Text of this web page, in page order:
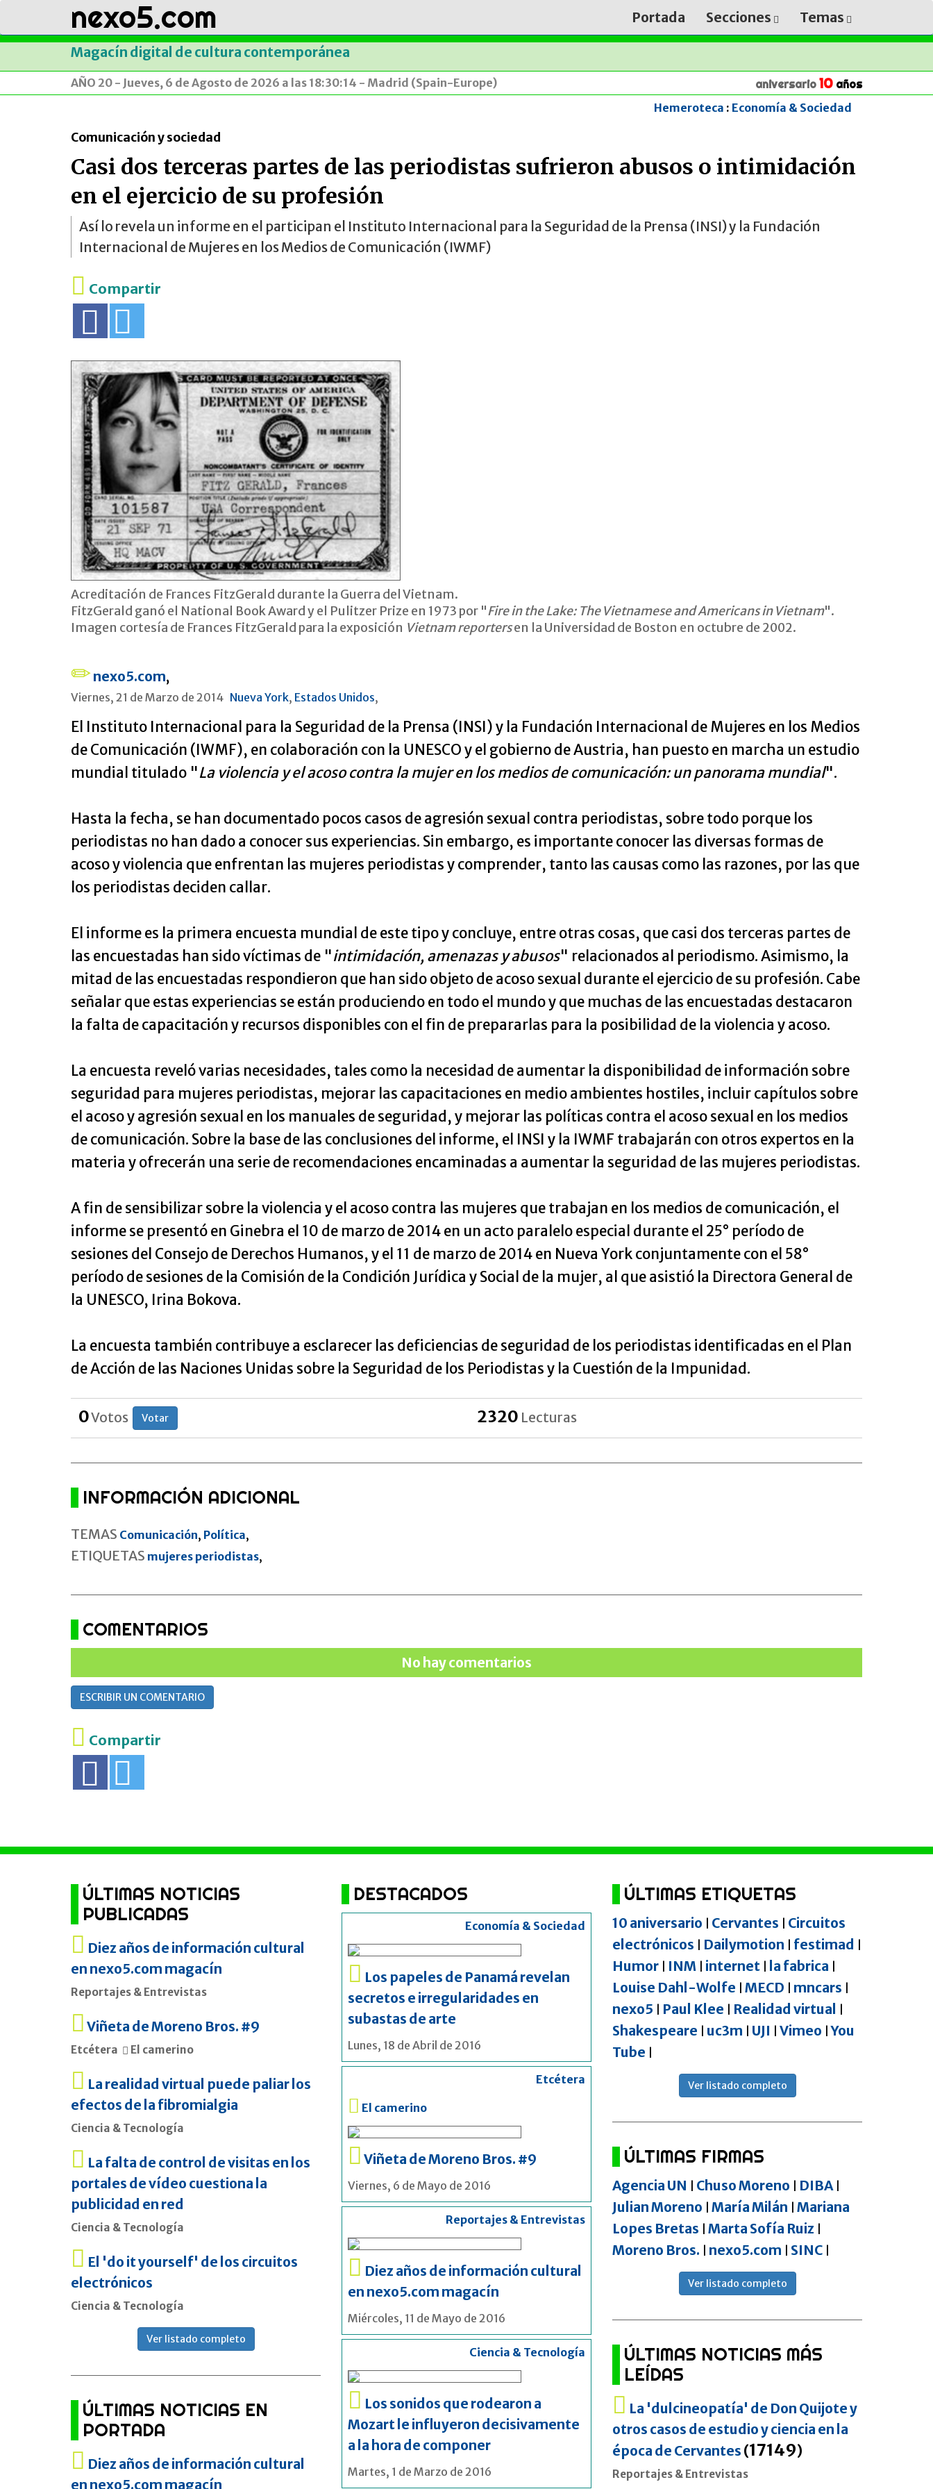
nexo5.com Portada Secciones Temas
Magacín digital de cultura contemporánea
AÑO 20 - Jueves, 6 de Agosto de 2026 a las 18:30:14 - Madrid (Spain-Europe) aniversario 10 años
Hemeroteca : Economía & Sociedad
Comunicación y sociedad
Casi dos terceras partes de las periodistas sufrieron abusos o intimidación
en el ejercicio de su profesión
Así lo revela un informe en el participan el Instituto Internacional para la Seguridad de la Prensa (INSI) y la Fundación
Internacional de Mujeres en los Medios de Comunicación (IWMF)
Compartir
Acreditación de Frances FitzGerald durante la Guerra del Vietnam.
FitzGerald ganó el National Book Award y el Pulitzer Prize en 1973 por "Fire in the Lake: The Vietnamese and Americans in Vietnam".
Imagen cortesía de Frances FitzGerald para la exposición Vietnam reportersen la Universidad de Boston en octubre de 2002.
nexo5.com,
Viernes, 21 de Marzo de 2014 Nueva York, Estados Unidos,
El Instituto Internacional para la Seguridad de la Prensa (INSI) y la Fundación Internacional de Mujeres en los Medios
de Comunicación (IWMF), en colaboración con la UNESCO y el gobierno de Austria, han puesto en marcha un estudio
mundial titulado "La violencia y el acoso contra la mujer en los medios de comunicación: un panorama mundial".
Hasta la fecha, se han documentado pocos casos de agresión sexual contra periodistas, sobre todo porque los
periodistas no han dado a conocer sus experiencias. Sin embargo, es importante conocer las diversas formas de
acoso y violencia que enfrentan las mujeres periodistas y comprender, tanto las causas como las razones, por las que
los periodistas deciden callar.
El informe es la primera encuesta mundial de este tipo y concluye, entre otras cosas, que casi dos terceras partes de
las encuestadas han sido víctimas de "intimidación, amenazas y abusos" relacionados al periodismo. Asimismo, la
mitad de las encuestadas respondieron que han sido objeto de acoso sexual durante el ejercicio de su profesión. Cabe
señalar que estas experiencias se están produciendo en todo el mundo y que muchas de las encuestadas destacaron
la falta de capacitación y recursos disponibles con el fin de prepararlas para la posibilidad de la violencia y acoso.
La encuesta reveló varias necesidades, tales como la necesidad de aumentar la disponibilidad de información sobre
seguridad para mujeres periodistas, mejorar las capacitaciones en medio ambientes hostiles, incluir capítulos sobre
el acoso y agresión sexual en los manuales de seguridad, y mejorar las políticas contra el acoso sexual en los medios
de comunicación. Sobre la base de las conclusiones del informe, el INSI y la IWMF trabajarán con otros expertos en la
materia y ofrecerán una serie de recomendaciones encaminadas a aumentar la seguridad de las mujeres periodistas.
A fin de sensibilizar sobre la violencia y el acoso contra las mujeres que trabajan en los medios de comunicación, el
informe se presentó en Ginebra el 10 de marzo de 2014 en un acto paralelo especial durante el 25° período de
sesiones del Consejo de Derechos Humanos, y el 11 de marzo de 2014 en Nueva York conjuntamente con el 58°
período de sesiones de la Comisión de la Condición Jurídica y Social de la mujer, al que asistió la Directora General de
la UNESCO, Irina Bokova.
La encuesta también contribuye a esclarecer las deficiencias de seguridad de los periodistas identificadas en el Plan
de Acción de las Naciones Unidas sobre la Seguridad de los Periodistas y la Cuestión de la Impunidad.
0Votos Votar 2320 Lecturas
INFORMACIÓN ADICIONAL
TEMAS Comunicación, Política,
ETIQUETAS mujeres periodistas,
COMENTARIOS
No hay comentarios
ESCRIBIR UN COMENTARIO
Compartir
ÚLTIMAS NOTICIAS
PUBLICADAS
Diez años de información cultural
en nexo5.com magacín
Reportajes & Entrevistas
Viñeta de Moreno Bros. #9
Etcétera El camerino
La realidad virtual puede paliar los
efectos de la fibromialgia
Ciencia & Tecnología
La falta de control de visitas en los
portales de vídeo cuestiona la
publicidad en red
Ciencia & Tecnología
El 'do it yourself' de los circuitos
electrónicos
Ciencia & Tecnología
Ver listado completo
ÚLTIMAS NOTICIAS EN
PORTADA
Diez años de información cultural
en nexo5.com magacín
DESTACADOS
Economía & Sociedad
Los papeles de Panamá revelan
secretos e irregularidades en
subastas de arte
Lunes, 18 de Abril de 2016
Etcétera
El camerino
Viñeta de Moreno Bros. #9
Viernes, 6 de Mayo de 2016
Reportajes & Entrevistas
Diez años de información cultural
en nexo5.com magacín
Miércoles, 11 de Mayo de 2016
Ciencia & Tecnología
Los sonidos que rodearon a
Mozart le influyeron decisivamente
a la hora de componer
Martes, 1 de Marzo de 2016
ÚLTIMAS ETIQUETAS
10 aniversario Cervantes
Circuitos
electrónicos
Dailymotion festimad
Humor INM internet la fabrica
Louise Dahl-Wolfe MECD mncars
nexo5 Paul Klee Realidad virtual
Shakespeare uc3m UJI Vimeo You
Tube
Ver listado completo
ÚLTIMAS FIRMAS
Agencia UN Chuso Moreno DIBA|
Julian Moreno María Milán Mariana
Lopes Bretas Marta Sofía Ruiz
Moreno Bros. nexo5.com SINC
Ver listado completo
ÚLTIMAS NOTICIAS MÁS
LEÍDAS
La 'dulcineopatía' de Don Quijote y
otros casos de estudio y ciencia en la
época de Cervantes (17149)
Reportajes & Entrevistas